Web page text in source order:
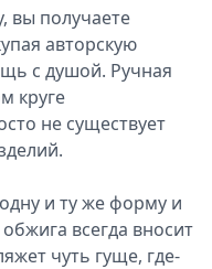
вы получаете
авторскую
с душой. Ручная
круге
не существует
и ту же форму и
всегда вносит
чуть гуще, где-